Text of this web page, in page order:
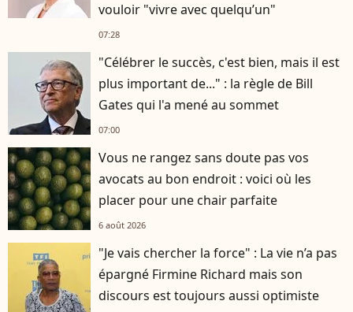
vouloir "vivre avec quelqu’un"
07:28
"Célébrer le succès, c'est bien, mais il est
plus important de..." : la règle de Bill
Gates qui l'a mené au sommet
07:00
Vous ne rangez sans doute pas vos
avocats au bon endroit : voici où les
placer pour une chair parfaite
6 août 2026
"Je vais chercher la force" : La vie n’a pas
épargné Firmine Richard mais son
discours est toujours aussi optimiste